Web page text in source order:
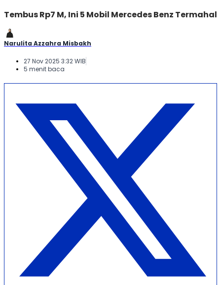
Tembus Rp7 M, Ini 5 Mobil Mercedes Benz Termahal​
Narulita Azzahra Misbakh
27 Nov 2025 3:32 WIB
5 menit baca